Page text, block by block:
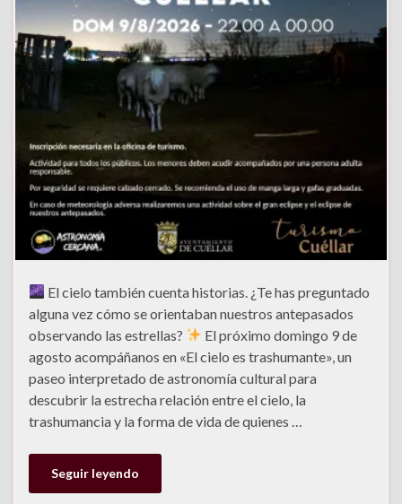
El cielo también cuenta historias. ¿Te has preguntado
alguna vez cómo se orientaban nuestros antepasados
observando las estrellas?
El próximo domingo 9 de
agosto acompáñanos en «El cielo es trashumante», un
paseo interpretado de astronomía cultural para
descubrir la estrecha relación entre el cielo, la
trashumancia y la forma de vida de quienes …
Seguir leyendo